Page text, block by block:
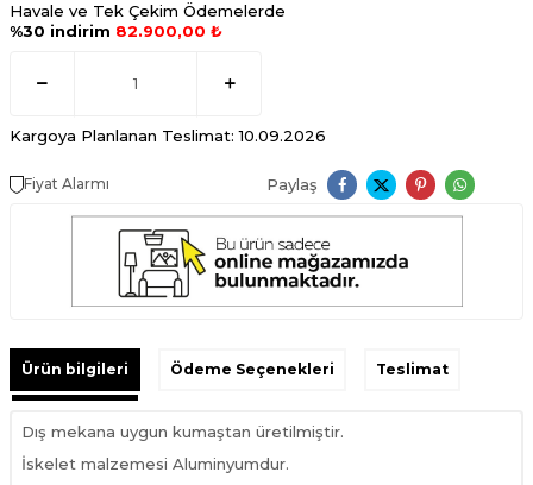
Havale ve Tek Çekim Ödemelerde
%30 indirim 82.900,00 ₺
Kargoya Planlanan Teslimat: 10.09.2026
Fiyat Alarmı Paylaş
Ürün bilgileri Ödeme Seçenekleri Teslimat
Dış mekana uygun kumaştan üretilmiştir.
İskelet malzemesi Aluminyumdur.